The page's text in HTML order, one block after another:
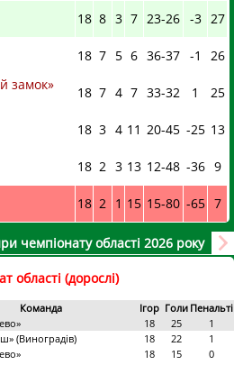
18 8 3 7 23-26 -3 27
18 7 5 6 36-37 -1 26
замок» 18 7 4 7 33-32 1 25
18 3 4 11 20-45 -25 13
18 2 3 13 12-48 -36 9
18 2 1 15 15-80 -65 7
чемпіонату області 2026 року
області (дорослі)
Команда Ігор Голи Пенальті
18 25
1
(Виноградів) 18 22
1
18 15
0